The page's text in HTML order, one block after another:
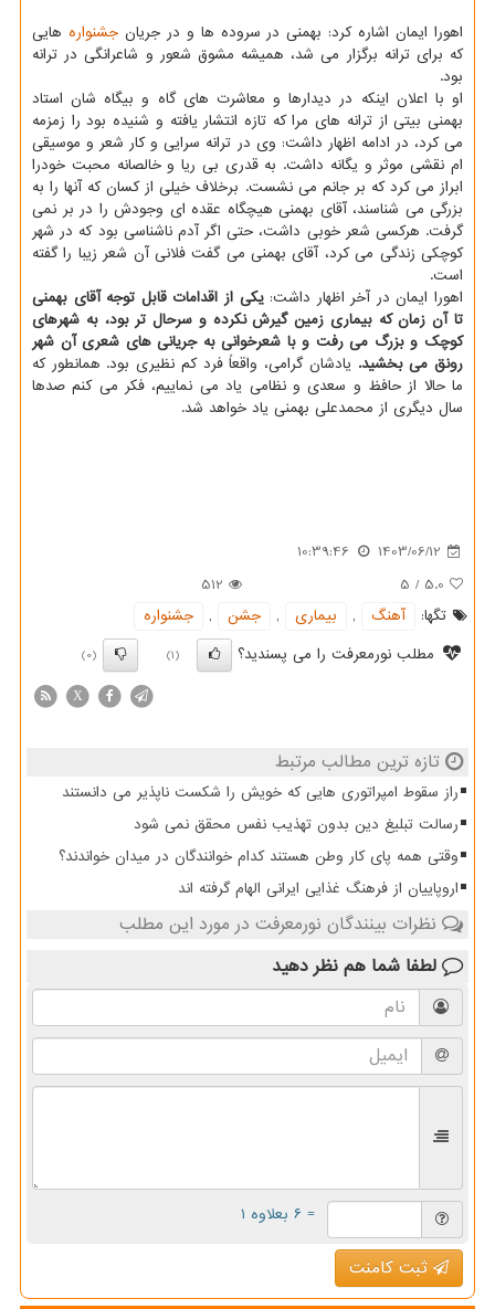
اهورا ایمان اشاره کرد: بهمنی در سروده ها و در جریانجشنواره هایی
که برای ترانه برگزار می شد، همیشه مشوق شعور و شاعرانگی در ترانه
بود.
او با اعلان اینکه در دیدارها و معاشرت های گاه و بیگاه شان استاد
بهمنی بیتی از ترانه های مرا که تازه انتشار یافته و شنیده بود را زمزمه
می کرد، در ادامه اظهار داشت: وی در ترانه سرایی و کار شعر و موسیقی
ام نقشی موثر و یگانه داشت. به قدری بی ریا و خالصانه محبت خودرا
ابراز می کرد که بر جانم می نشست. برخلاف خیلی از کسان که آنها را به
بزرگی می شناسند، آقای بهمنی هیچگاه عقده ای وجودش را در بر نمی
گرفت. هرکسی شعر خوبی داشت، حتی اگر آدم ناشناسی بود که در شهر
کوچکی زندگی می کرد، آقای بهمنی می گفت فلانی آن شعر زیبا را گفته
است.
اهورا ایمان در آخر اظهار داشت:یکی از اقدامات قابل توجه آقای بهمنی
تا آن زمان که بیماری زمین گیرش نکرده و سرحال تر بود، به شهرهای
کوچک و بزرگ می رفت و با شعرخوانی به جریانی های شعری آن شهر
رونق می بخشید. یادشان گرامی، واقعاً فرد کم نظیری بود. همانطور که
ما حالا از حافظ و سعدی و نظامی یاد می نماییم، فکر می کنم صدها
سال دیگری از محمدعلی بهمنی یاد خواهد شد.
1403/06/12
10:39:46
5.0
/
5
512
تگها:
آهنگ , بیماری , جشن ,
جشنواره
مطلب نورمعرفت را می پسندید؟
(1)
(0)
X
تازه ترین مطالب مرتبط
راز سقوط امپراتوری هایی که خویش را شکست ناپذیر می دانستند
رسالت تبلیغ دین بدون تهذیب نفس محقق نمی شود
وقتی همه پای کار وطن هستند کدام خوانندگان در میدان خواندند؟
اروپاییان از فرهنگ غذایی ایرانی الهام گرفته اند
نظرات بینندگان نورمعرفت در مورد این مطلب
لطفا شما هم نظر دهید
= ۶ بعلاوه ۱
ثبت کامنت